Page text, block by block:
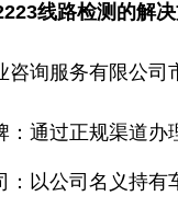
线路检测的解
咨询服务有限公
：通过正规渠道办
：以公司名义持有